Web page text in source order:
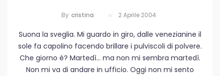
By Cristina 2 Aprile 2004
Suona la sveglia. Mi guardo in giro, dalle venezianine il
sole fa capolino facendo brillare i pulviscoli di polvere.
Che giorno è? Martedì… ma non mi sembra martedì.
Non mi va di andare in ufficio. Oggi non mi sento